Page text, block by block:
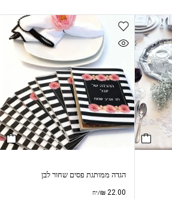
הגדה ממותגת פסים שחור לבן
₪22.00 /יח